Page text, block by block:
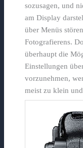
sozusagen, und
am Display
über Menüs
Fotografierens.
überhaupt die
Einstellungen
vorzunehmen,
meist zu klein